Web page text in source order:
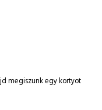
megiszunk egy kortyot